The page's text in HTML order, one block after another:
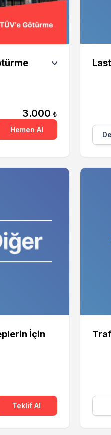
3.000 ₺
Hemen Al
İçin
Teklif Al